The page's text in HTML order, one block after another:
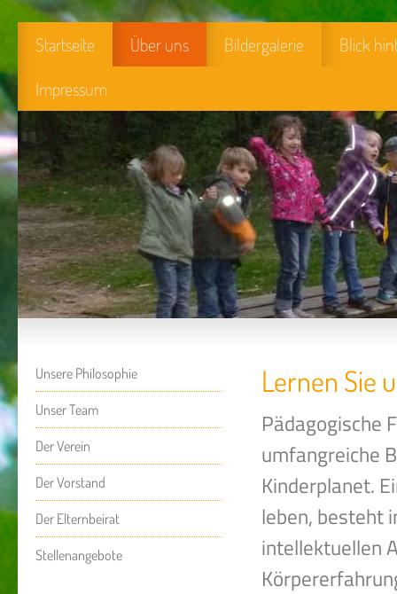
Startseite Über uns Bildergalerie
Blick
Impressum
Unsere Philosophie
Unser Team
Der Verein
Der Vorstand
Der Elternbeirat
Stellenangebote
Lernen Sie
Pädagogische
umfangreiche
Kinderplanet.
leben, besteht
intellektuellen